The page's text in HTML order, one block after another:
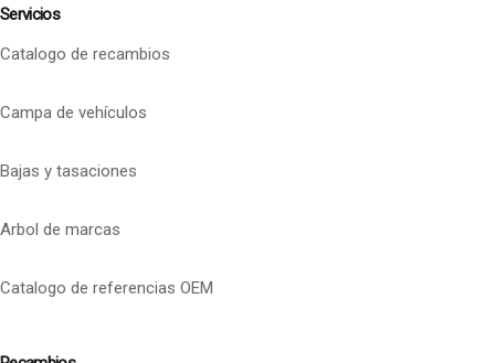
Servicios
Catalogo de recambios
Campa de vehículos
Bajas y tasaciones
Arbol de marcas
Catalogo de referencias OEM